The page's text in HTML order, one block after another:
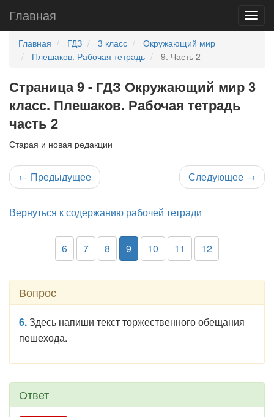
Главная
Главная ГДЗ 3 класс
Окружающий мир
Плешаков. Рабочая тетрадь
9. Часть 2
Страница 9 - ГДЗ Окружающий мир 3
класс. Плешаков. Рабочая тетрадь
часть 2
Старая и новая редакции
← Предыдущее Следующее →
Вернуться к содержанию рабочей тетради
6 7 8 9 10 11 12
Вопрос
6.Здесь напиши текст торжественного обещания
пешехода.
Ответ